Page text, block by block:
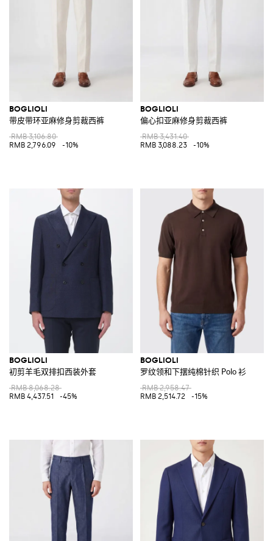
BOGLIOLI
带皮带环亚麻修身剪裁西裤
RMB 3,106.80
RMB 2,796.09
-10%
BOGLIOLI
偏心扣亚麻修身剪裁西裤
RMB 3,431.40
RMB 3,088.23
-10%
BOGLIOLI
初剪羊毛双排扣西装外套
RMB 8,068.28
RMB 4,437.51
-45%
BOGLIOLI
罗纹领和下摆纯棉针织 Polo 衫
RMB 2,958.47
RMB 2,514.72
-15%